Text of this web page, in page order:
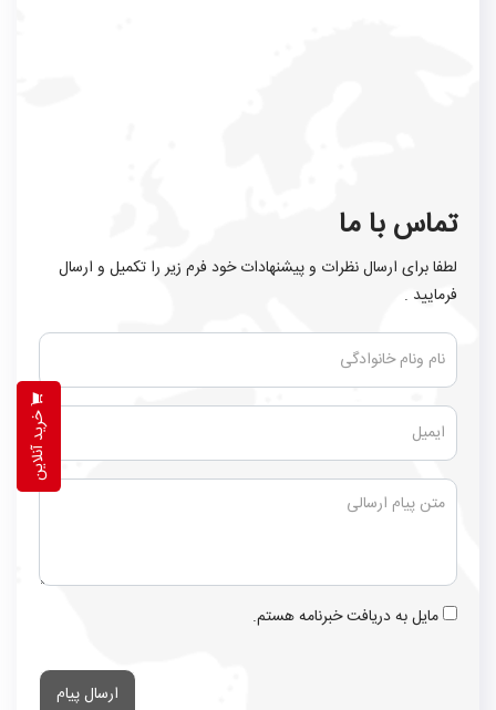
تماس با ما
لطفا برای ارسال نظرات و پیشنهادات خود فرم زیر را تکمیل و ارسال
فرمایید .
مایل به دریافت خبرنامه هستم.
ارسال پیام
خرید آنلاین